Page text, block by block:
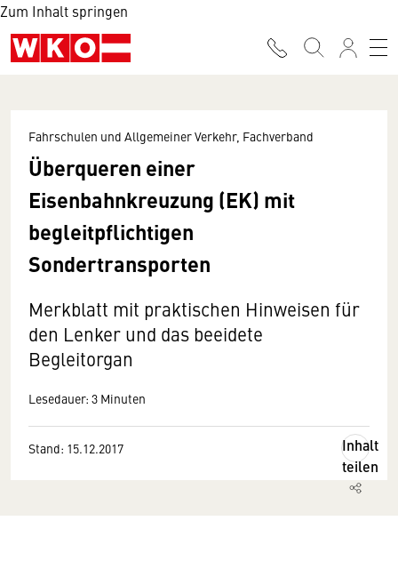
Zum Inhalt springen
Fahrschulen und Allgemeiner Verkehr, Fachverband
Überqueren einer
Eisenbahnkreuzung (EK) mit
begleitpflichtigen
Sondertransporten
Merkblatt mit praktischen Hinweisen für
den Lenker und das beeidete
Begleitorgan
Lesedauer: 3 Minuten
Stand: 15.12.2017
Inhalt
teilen